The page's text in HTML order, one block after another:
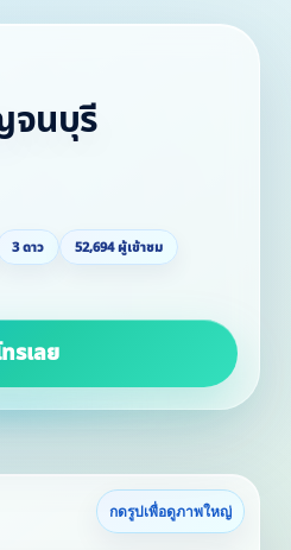
นบุรี
3 ดาว
52,694 ผู้เข้าชม
รเลย
กดรูปเพื่อดูภาพใหญ่